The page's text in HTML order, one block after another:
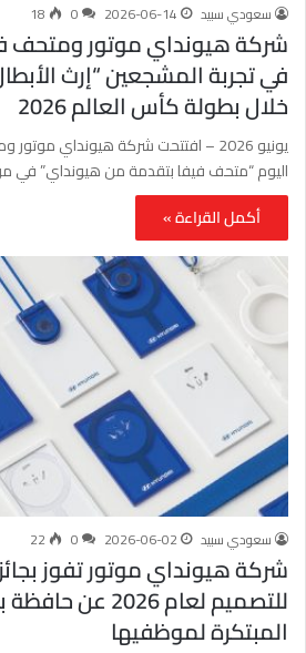
سعودي سبيد 2026-06-14
0
18
شركة هيونداي موتور ومتحف
في تجربة المشجعين “إرث
خلال بطولة كأس العالم 2026
اليوم “متحف فيفا بتقدمة من هيونداي” في
أكمل القراءة »
سعودي سبيد 2026-06-02
0
22
شركة هيونداي موتور تفوز
للتصميم لعام
المبتكرة لموظفيها